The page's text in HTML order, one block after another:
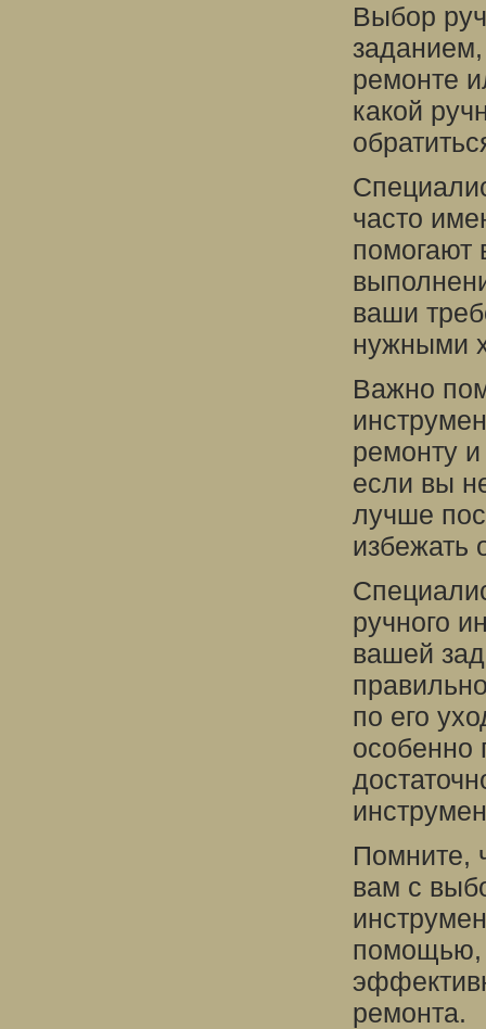
Выбор
ремонте
какой
часто
помогают
ваши
нужными
Важно
ремонту
если вы
лучше
избежать
ручного
вашей
по его
особенно
Помните,
вам с
помощью,
ремонта.